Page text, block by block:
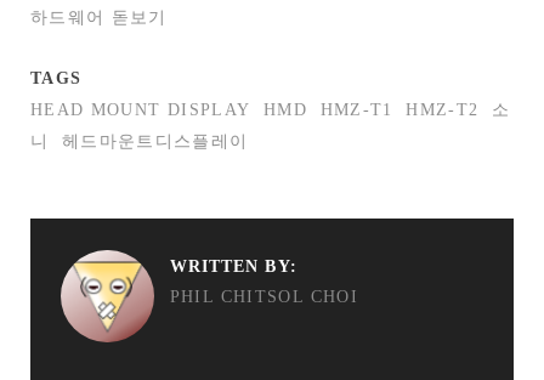
하드웨어 돋보기
TAGS
HEAD MOUNT DISPLAY
HMD HMZ-T1 HMZ-T2
소
니
헤드마운트디스플레이
WRITTEN BY:
PHIL CHITSOL CHOI